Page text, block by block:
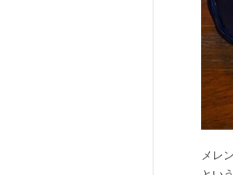
メレ